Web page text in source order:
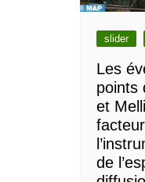
slider
Les
points
et
de